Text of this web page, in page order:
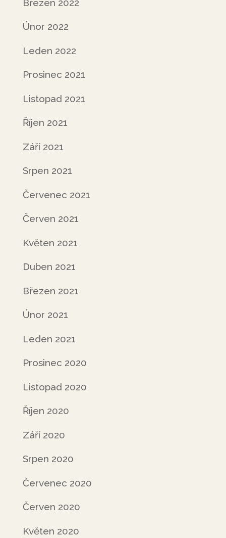
Březen 2022
Únor 2022
Leden 2022
Prosinec 2021
Listopad 2021
Říjen 2021
Září 2021
Srpen 2021
Červenec 2021
Červen 2021
Květen 2021
Duben 2021
Březen 2021
Únor 2021
Leden 2021
Prosinec 2020
Listopad 2020
Říjen 2020
Září 2020
Srpen 2020
Červenec 2020
Červen 2020
Květen 2020